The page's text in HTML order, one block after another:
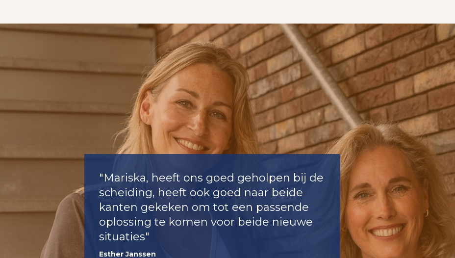
"Mariska, heeft ons goed geholpen bij de
scheiding, heeft ook goed naar beide
kanten gekeken om tot een passende
oplossing te komen voor beide nieuwe
situaties"
Esther Janssen